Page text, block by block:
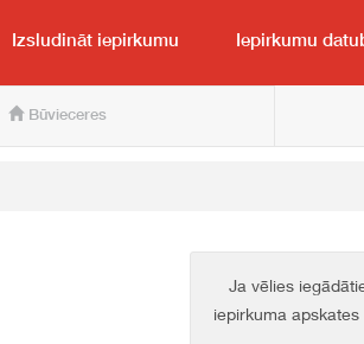
pārdevējam
Izsludināt iepirkumu Iepirkumu
Būvieceres
Ja vēlies
iepirkuma